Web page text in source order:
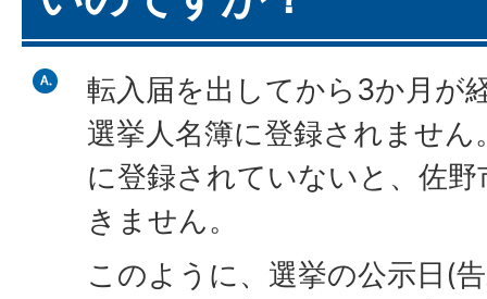
転入届を出してから3か月が
選挙人名簿に登録されません
に登録されていないと、佐
きません。
このように、選挙の公示日(